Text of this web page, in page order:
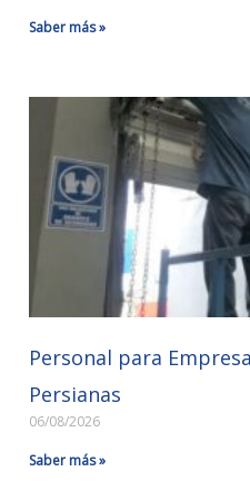
Saber más »
Personal para
Persianas
06/08/2026
Saber más »